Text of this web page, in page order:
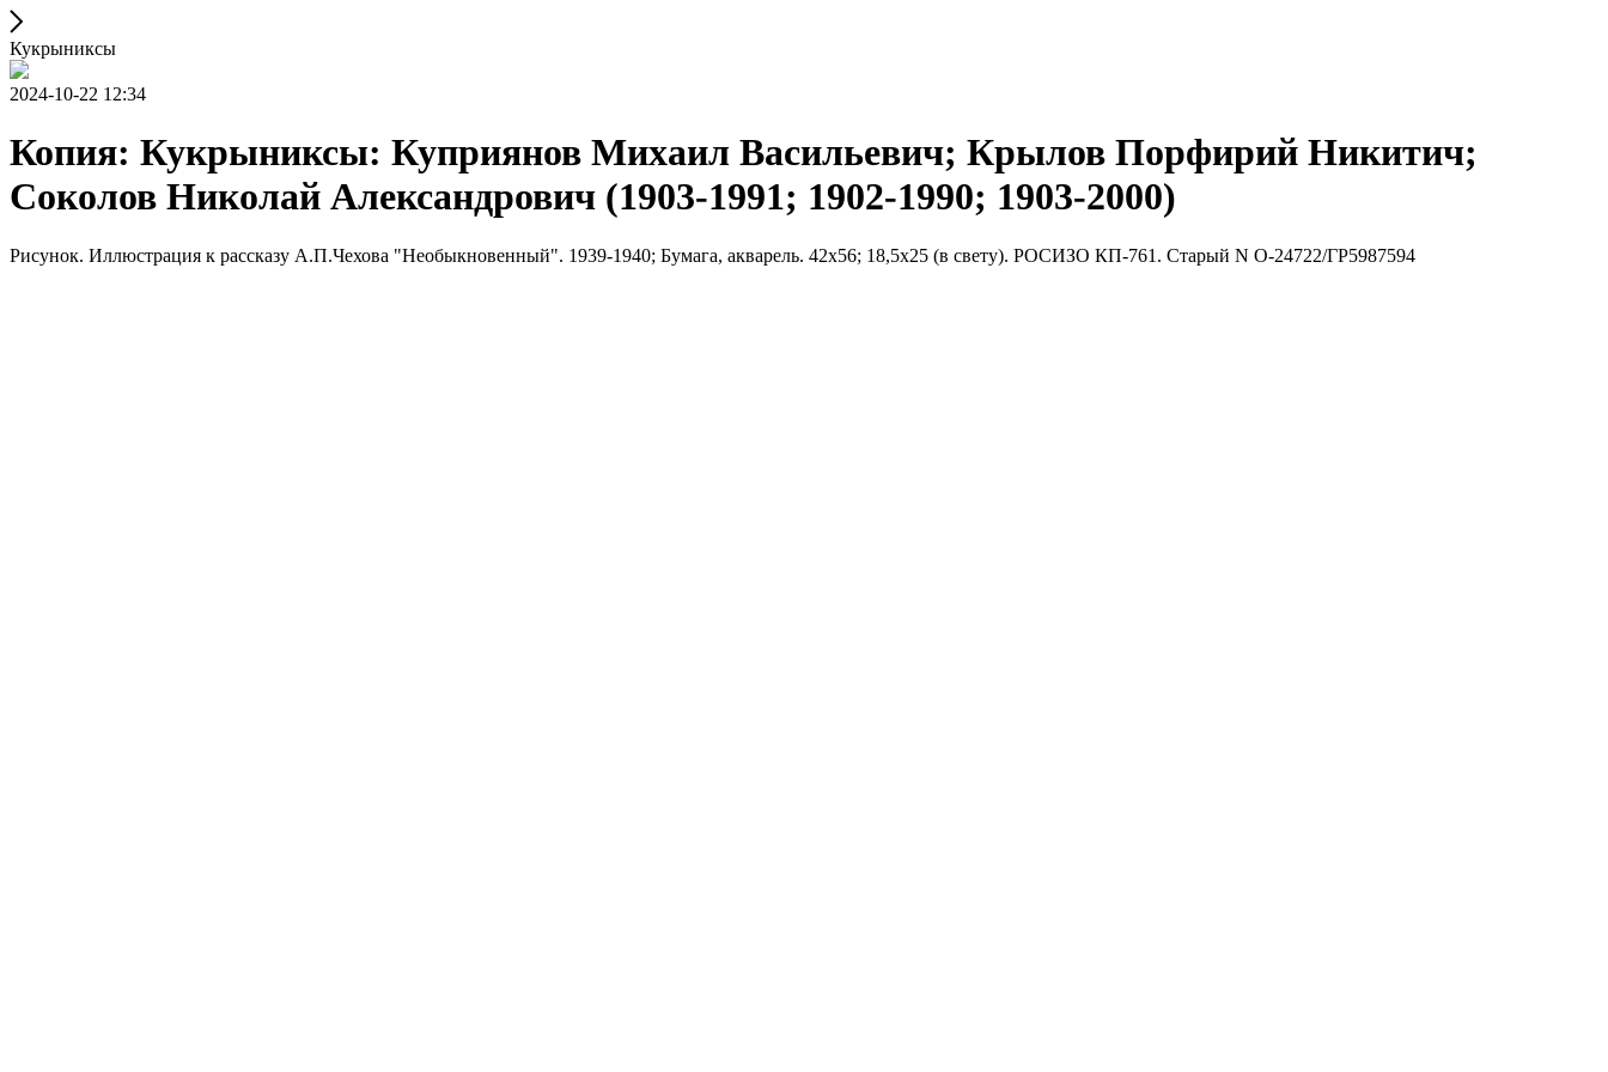
Кукрыниксы
2024-10-22 12:34
Копия: Кукрыниксы: Куприянов Михаил Васильевич; Крылов Порфирий Никитич;
Соколов Николай Александрович (1903-1991; 1902-1990; 1903-2000)
Рисунок. Иллюстрация к рассказу А.П.Чехова "Необыкновенный". 1939-1940; Бумага, акварель. 42х56; 18,5х25 (в свету). РОСИЗО КП-761. Старый N О-24722/ГР5987594